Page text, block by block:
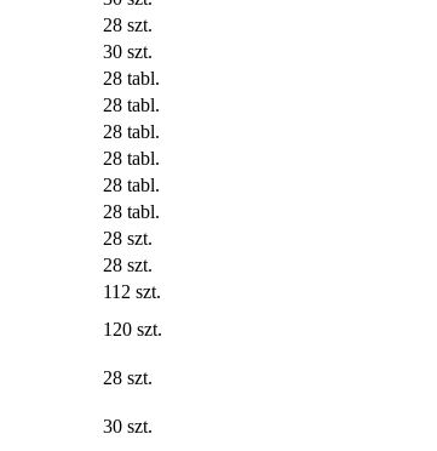
28 szt.
30 szt.
28 tabl.
28 tabl.
28 tabl.
28 tabl.
28 tabl.
28 tabl.
28 szt.
28 szt.
112 szt.
120 szt.
28 szt.
30 szt.